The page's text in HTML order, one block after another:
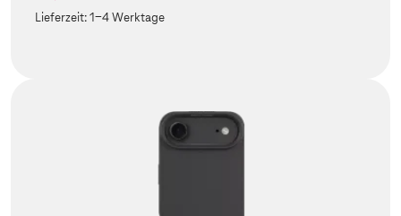
Lieferzeit:1-4 Werktage